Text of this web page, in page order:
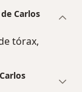
Carlos
tórax,